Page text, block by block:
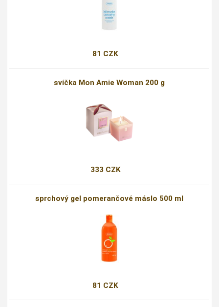
81 CZK
svíčka Mon Amie Woman 200 g
333 CZK
sprchový gel pomerančové máslo 500 ml
81 CZK